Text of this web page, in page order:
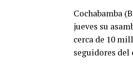
Cochabamba
jueves su
cerca de 10
seguidores del